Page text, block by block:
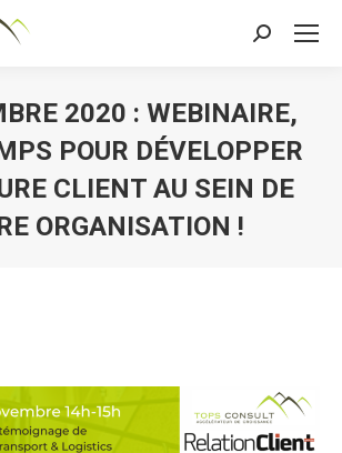
Recherche
2020 : WEBINAIRE,
POUR DÉVELOPPER
CLIENT AU SEIN DE
ORGANISATION !